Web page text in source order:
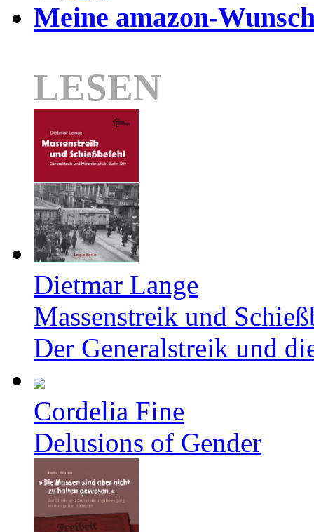
Meine amazon-
LESEN
Dietmar Lange
Massenstreik und
Der Generalstreik und
Cordelia Fine
Delusions of Gender